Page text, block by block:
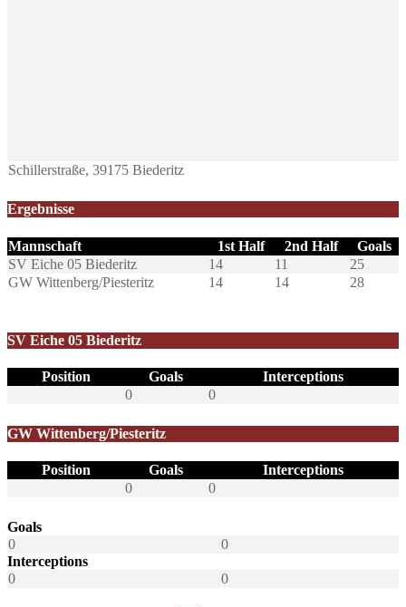
Schillerstraße, 39175 Biederitz
Ergebnisse
Mannschaft 1st Half 2nd Half
Goals
SV Eiche 05 Biederitz
14 11
25
GW Wittenberg/Piesteritz
14 14 28
SV Eiche 05 Biederitz
Position Goals
Interceptions
0
0
GW Wittenberg/Piesteritz
Position Goals
Interceptions
0
0
Goals
0
0
Interceptions
0
0